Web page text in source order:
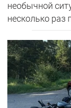
необычной
несколько раз